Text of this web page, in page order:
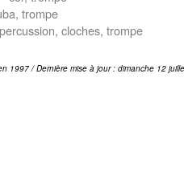
trompe
cloches, trompe
1997 / Dernière mise à jour : dimanche 12